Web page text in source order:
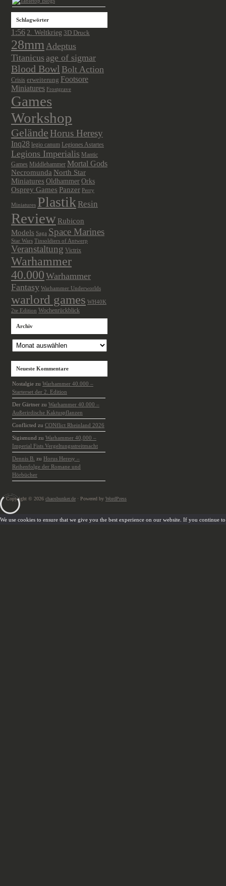
Schlagwörter
1:56 2. Weltkrieg 3D Druck
28mmAdeptus
Titanicusage of sigmar
Blood Bowl Bolt Action
Crisis erweiterung Footsore
Miniatures Frostgrave
Games
Workshop
Gelände Horus Heresy
Inq28 legio canum Legiones Astartes
Legions Imperialis Mantic
Games Middlehammer Mortal Gods
Necromunda North Star
Miniatures Oldhammer Orks
Osprey Games Panzer Perry
Miniatures Plastik Resin
Review Rubicon
Models Saga Space Marines
Star Wars Tinsoldiers of Antwerp
Veranstaltung Victrix
Warhammer
40.000 Warhammer
Fantasy Warhammer Underworlds
warlord games WH40K
2te Edition Wochenrückblick
Archiv
Neueste Kommentare
Nostalgie zu Warhammer 40.000 –
Starterset der 2. Edition
Der Gärtner zu Warhammer 40.000 –
Außerirdische Kaktuspflanzen
Conflicted zu CONflict Rheinland 2026
Sigismund zu Warhammer 40,000 –
Imperial Fists Vergeltungsstreitmacht
Dennis B. zu Horus Heresy –
Reihenfolge der Romane und
Hörbücher
Copyright © 2026 chaosbunker.de · Powered by WordPress
We use cookies to ensure that we give you the best experience on our website. If you continue